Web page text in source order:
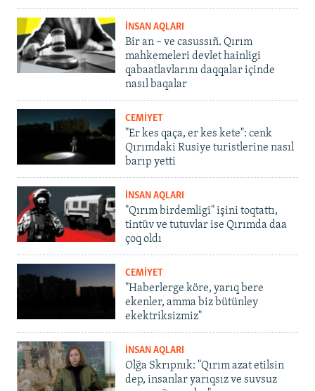
İNSAN AQLARI
Bir an – ve casussıñ. Qırım
mahkemeleri devlet hainligi
qabaatlavlarını daqqalar içinde
nasıl baqalar
CEMİYET
"Er kes qaça, er kes kete": cenk
Qırımdaki Rusiye turistlerine nasıl
barıp yetti
İNSAN AQLARI
"Qırım birdemligi" işini toqtattı,
tintüv ve tutuvlar ise Qırımda daa
çoq oldı
CEMİYET
"Haberlerge köre, yarıq bere
ekenler, amma biz bütünley
ekektriksizmiz"
İNSAN AQLARI
Olğa Skrıpnık: "Qırım azat etilsin
dep, insanlar yarıqsız ve suvsuz